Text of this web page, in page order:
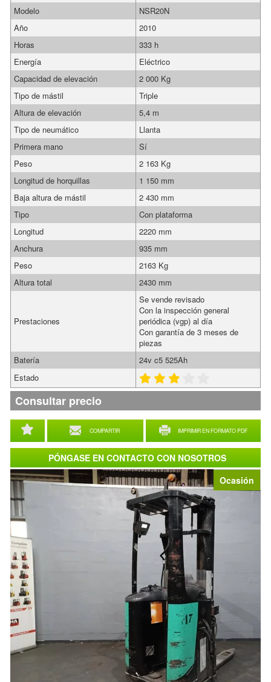
Ocasión
COMPARTIR IMPRIMIR EN FORMATO PDF
Modelo
NSR20N
Año
2010
Horas
333 h
Energía
Eléctrico
Capacidad de elevación
2 000 Kg
Tipo de mástil
Triple
Altura de elevación
5,4 m
Tipo de neumático
Llanta
Primera mano
Sí
Peso
2 163 Kg
Longitud de horquillas
1 150 mm
Baja altura de mástil
2 430 mm
Tipo
Con plataforma
Longitud
2220 mm
Anchura
935 mm
Peso
2163 Kg
Altura total
2430 mm
Prestaciones
Se vende revisado
Con la inspección general
periódica (vgp) al día
Con garantía de 3 meses de
piezas
Batería
24v c5 525Ah
Estado
Consultar precio
PÓNGASE EN CONTACTO CON NOSOTROS